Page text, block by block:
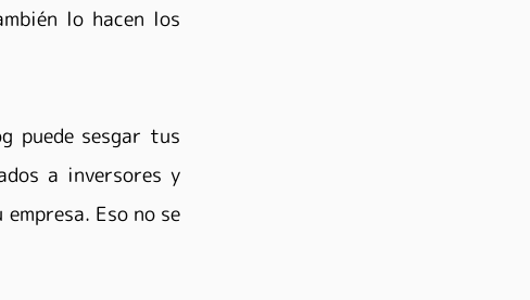
lo hacen los
puede sesgar tus
a inversores y
Eso no se